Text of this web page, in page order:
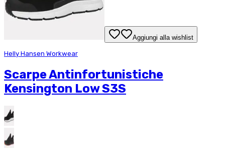
Aggiungi alla wishlist
Helly Hansen Workwear
Scarpe Antinfortunistiche
Kensington Low S3S